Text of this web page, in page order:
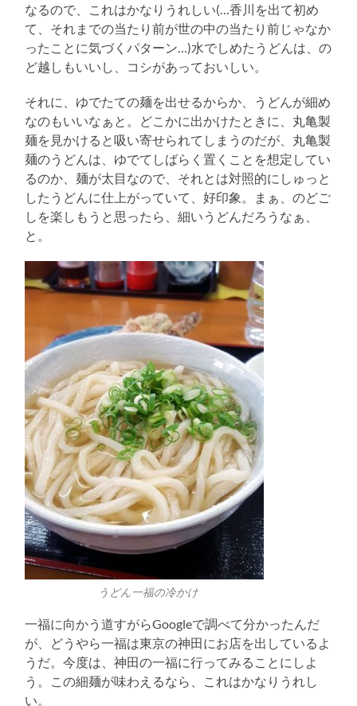
なるので、これはかなりうれしい(…香川を出て初め
て、それまでの当たり前が世の中の当たり前じゃなか
ったことに気づくパターン…)水でしめたうどんは、の
ど越しもいいし、コシがあっておいしい。
それに、ゆでたての麺を出せるからか、うどんが細め
なのもいいなぁと。どこかに出かけたときに、丸亀製
麺を見かけると吸い寄せられてしまうのだが、丸亀製
麺のうどんは、ゆでてしばらく置くことを想定してい
るのか、麺が太目なので、それとは対照的にしゅっと
したうどんに仕上がっていて、好印象。まぁ、のどご
しを楽しもうと思ったら、細いうどんだろうなぁ、
と。
うどん一福の冷かけ
一福に向かう道すがらGoogleで調べて分かったんだ
が、どうやら一福は東京の神田にお店を出しているよ
うだ。今度は、神田の一福に行ってみることにしよ
う。この細麺が味わえるなら、これはかなりうれし
い。